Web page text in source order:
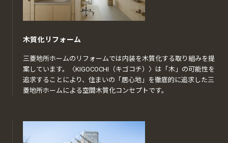
木質化リフォーム
三菱地所ホームのリフォームでは内装を木質化する取り組みを提
案しています。〈KIGOCOCHI（キゴコチ）〉は「木」の可能性を
追求することにより、住まいの「居心地」を徹底的に追求した三
菱地所ホームによる空間木質化コンセプトです。